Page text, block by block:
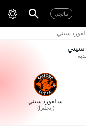
نتائجي
سيتي
سيتي
سالفورد سيتي
(إنجلترا)